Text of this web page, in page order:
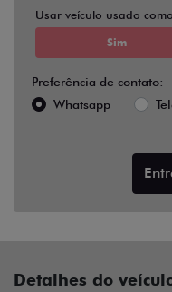
Usar veículo usado
Sim
Preferência de contato:
Whatsapp
Detalhes do